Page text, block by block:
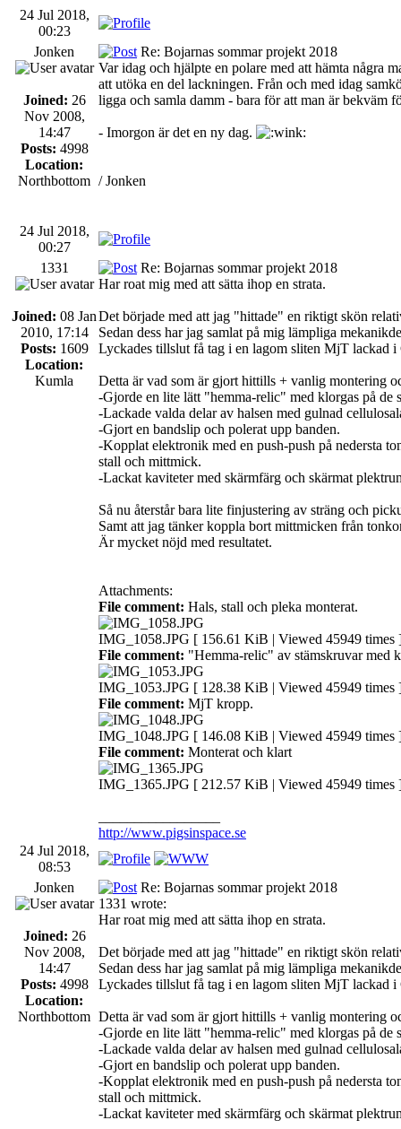
24 Jul 2018,
00:23
Jonken
Joined: 26
Nov 2008,
14:47
Posts: 4998
Location:
Northbottom
Re: Bojarnas sommar projekt 2018
Var idag och hjälpte en polare med att hämta några
att utöka en del lackningen. Från och med idag
ligga och samla damm - bara för att man är bekväm
- Imorgon är det en ny dag.
/ Jonken
24 Jul 2018,
00:27
1331
Joined: 08 Jan
2010, 17:14
Posts: 1609
Location:
Kumla
Re: Bojarnas sommar projekt 2018
Har roat mig med att sätta ihop en strata.
Det började med att jag "hittade" en riktigt skön
Sedan dess har jag samlat på mig lämpliga
Lyckades tillslut få tag i en lagom sliten MjT lackad
Detta är vad som är gjort hittills + vanlig montering
-Gjorde en lite lätt "hemma-relic" med klorgas på de
-Lackade valda delar av halsen med gulnad
-Gjort en bandslip och polerat upp banden.
-Kopplat elektronik med en push-push på nedersta
stall och mittmick.
-Lackat kaviteter med skärmfärg och skärmat
Så nu återstår bara lite finjustering av sträng och
Samt att jag tänker koppla bort mittmicken från
Är mycket nöjd med resultatet.
Attachments:
File comment: Hals, stall och pleka monterat.
IMG_1058.JPG [ 156.61 KiB | Viewed 45949 times
File comment: "Hemma-relic" av stämskruvar med
IMG_1053.JPG [ 128.38 KiB | Viewed 45949 times
File comment: MjT kropp.
IMG_1048.JPG [ 146.08 KiB | Viewed 45949 times
File comment: Monterat och klart
IMG_1365.JPG [ 212.57 KiB | Viewed 45949 times
http://www.pigsinspace.se
24 Jul 2018,
08:53
Jonken
Joined: 26
Nov 2008,
14:47
Posts: 4998
Location:
Northbottom
Re: Bojarnas sommar projekt 2018
1331 wrote:
Har roat mig med att sätta ihop en strata.
Det började med att jag "hittade" en riktigt skön
Sedan dess har jag samlat på mig lämpliga
Lyckades tillslut få tag i en lagom sliten MjT lackad
Detta är vad som är gjort hittills + vanlig montering
-Gjorde en lite lätt "hemma-relic" med klorgas på de
-Lackade valda delar av halsen med gulnad
-Gjort en bandslip och polerat upp banden.
-Kopplat elektronik med en push-push på nedersta
stall och mittmick.
-Lackat kaviteter med skärmfärg och skärmat